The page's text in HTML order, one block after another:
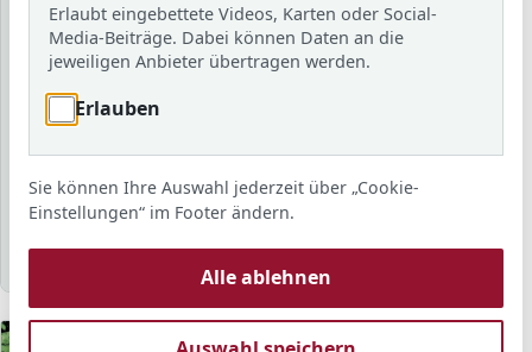
Schuljahr
Schlagwort
Sortierung Anzahl
Erlaubt eingebettete Videos, Karten oder Social-
Media-Beiträge. Dabei können Daten an die
jeweiligen Anbieter übertragen werden.
Erlauben
Sie können Ihre Auswahl jederzeit über „Cookie-
Einstellungen“ im Footer ändern.
Alle ablehnen